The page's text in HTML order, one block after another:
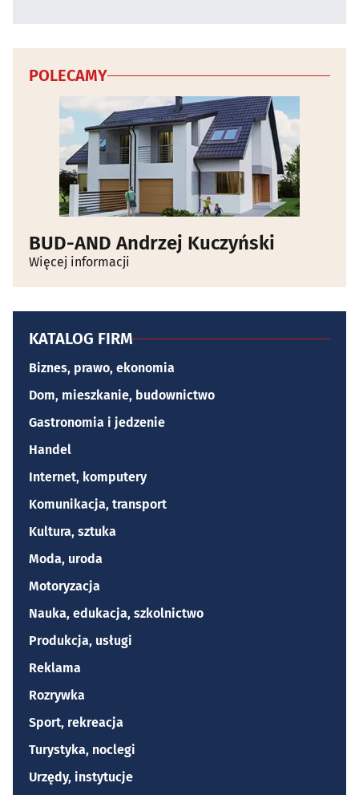
POLECAMY
BUD-AND Andrzej Kuczyński
Więcej informacji
KATALOG FIRM
Biznes, prawo, ekonomia
Dom, mieszkanie, budownictwo
Gastronomia i jedzenie
Handel
Internet, komputery
Komunikacja, transport
Kultura, sztuka
Moda, uroda
Motoryzacja
Nauka, edukacja, szkolnictwo
Produkcja, usługi
Reklama
Rozrywka
Sport, rekreacja
Turystyka, noclegi
Urzędy, instytucje